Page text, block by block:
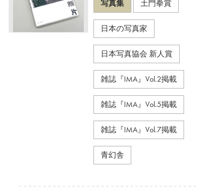
写真集 土門拳賞
日本の写真家
日本写真協会 新人賞
雑誌『IMA』Vol.2掲載
雑誌『IMA』Vol.5掲載
雑誌『IMA』Vol.7掲載
青幻舎